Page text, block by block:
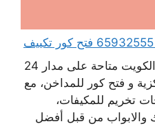
خدمات شركة قص خرسانة الكويت متاحة على مدار 24
و فتح كور للمداخن، مع
تخريم للمكيفات،
والابواب من قبل أفضل